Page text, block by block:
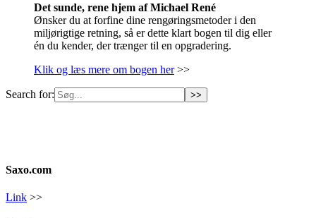
Det sunde, rene hjem af Michael René
Ønsker du at forfine dine rengøringsmetoder i den
miljørigtige retning, så er dette klart bogen til dig eller
én du kender, der trænger til en opgradering.
Klik og læs mere om bogen her>>
Search for:
Saxo.com
Link >>